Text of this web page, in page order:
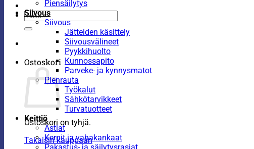
Etsi:
Ostoskori
Ostoskori on tyhjä.
Takaisin kauppaan
Piensäilytys
Siivous
Siivous
Jätteiden käsittely
Siivousvälineet
Pyykkihuolto
Kunnossapito
Parveke- ja kynnysmatot
Pienrauta
Työkalut
Sähkötarvikkeet
Turvatuotteet
Keittiö
Astiat
Kernit ja vahakankaat